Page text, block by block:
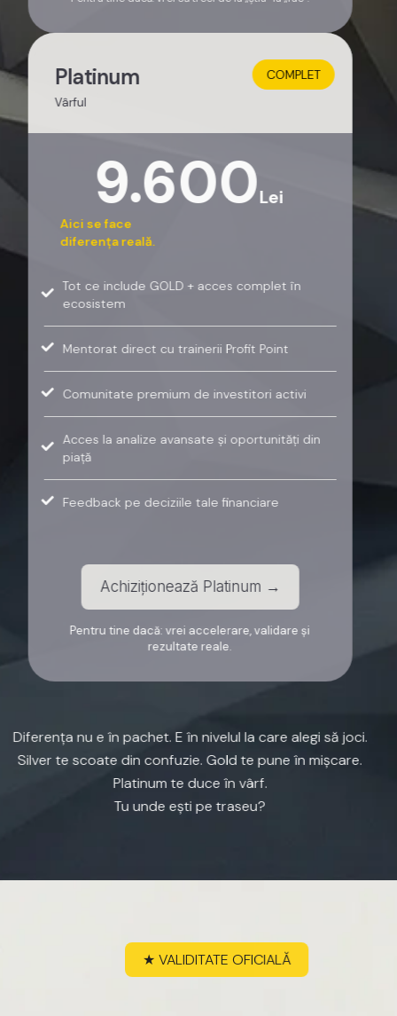
Platinum
Vârful
9.600Lei
Aici se face
diferența reală.
Tot ce include GOLD + acces complet în
ecosistem
Mentorat direct cu trainerii Profit Point
Comunitate premium de investitori activi
Acces la analize avansate și oportunități din
piață
Feedback pe deciziile tale financiare
Achiziționează Platinum →
Pentru tine dacă: vrei accelerare, validare și
rezultate reale.
COMPLET
Diferența nu e în pachet. E în nivelul la care alegi să joci.
Silver te scoate din confuzie. Gold te pune în mișcare.
Platinum te duce în vârf.
Tu unde ești pe traseu?
VALIDITATEOFICIALĂ